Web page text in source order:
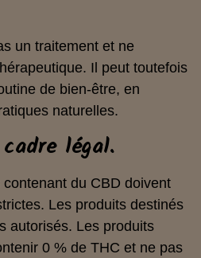
un traitement et ne
Il peut toutefois
de bien‑être, en
naturelles.
légal.
du CBD doivent
Les produits destinés
autorisés. Les produits
0 % de THC et ne pas